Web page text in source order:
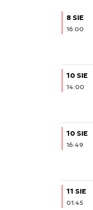
8 SIE
16:00
10 SIE
14:00
10 SIE
16:49
11 SIE
01:45